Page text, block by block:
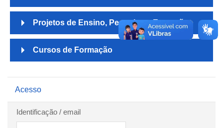
Projetos de Ensino, Pesquisa e Extensão
Cursos de Formação
Acesso
Identificação / email